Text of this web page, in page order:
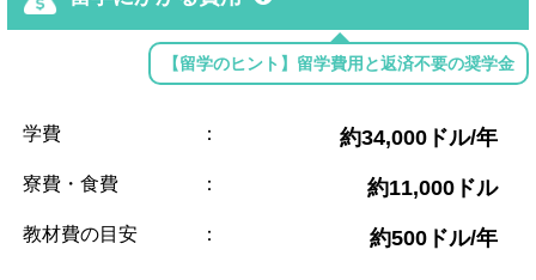
【留学のヒント】留学費用と返済不要の奨学金
学費 ： 約34,000ドル/年
寮費・食費 ： 約11,000ドル
教材費の目安 ： 約500ドル/年